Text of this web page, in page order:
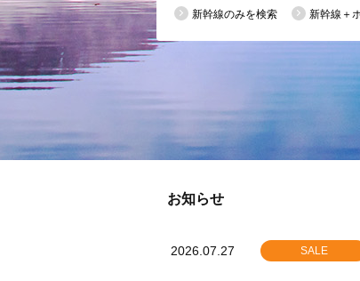
新幹線のみを検索 新幹線＋
お知らせ
SALE
2026.07.27